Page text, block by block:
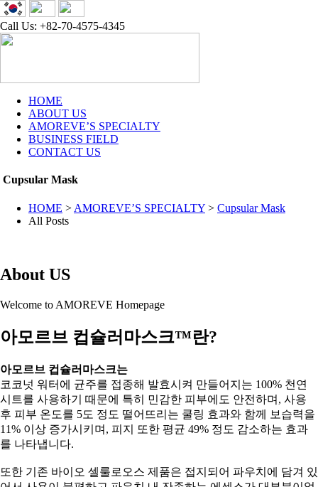
Call Us: +82-70-4575-4345
HOME
ABOUT US
AMOREVE’S SPECIALTY
BUSINESS FIELD
CONTACT US
Cupsular Mask
HOME > AMOREVE’S SPECIALTY > Cupsular Mask
All Posts
About US
Welcome to AMOREVE Homepage
아모르브 컵슐러마스크™란?
아모르브 컵슐러마스크는
코코넛 워터에 균주를 접종해 발효시켜 만들어지는 100% 천연
시트를 사용하기 때문에 특히 민감한 피부에도 안전하며, 사용
후 피부 온도를 5도 정도 떨어뜨리는 쿨링 효과와 함께 보습력을
11% 이상 증가시키며, 피지 또한 평균 49% 정도 감소하는 효과
를 나타냅니다.
또한 기존 바이오 셀룰로오스 제품은 접지되어 파우치에 담겨 있